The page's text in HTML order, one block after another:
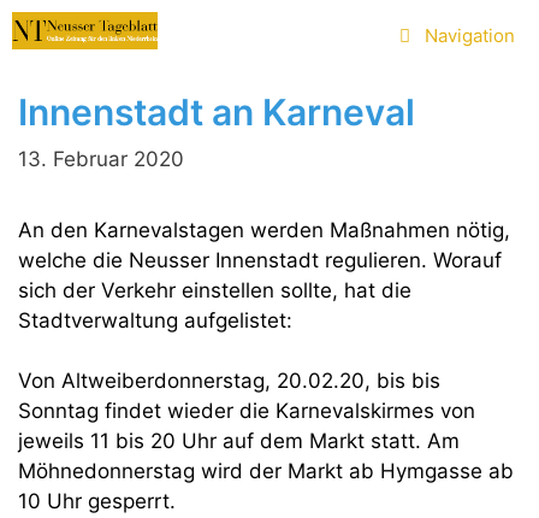
Zum
Inhalt
Navigation
Innenstadt an Karneval
13. Februar 2020
An den Karnevalstagen werden Maßnahmen nötig,
welche die Neusser Innenstadt regulieren. Worauf
sich der Verkehr einstellen sollte, hat die
Stadtverwaltung aufgelistet:
Von Altweiberdonnerstag, 20.02.20, bis bis
Sonntag findet wieder die Karnevalskirmes von
jeweils 11 bis 20 Uhr auf dem Markt statt. Am
Möhnedonnerstag wird der Markt ab Hymgasse ab
10 Uhr gesperrt.